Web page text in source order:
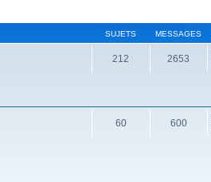
SUJETS MESSAGES
212 2653
60 600